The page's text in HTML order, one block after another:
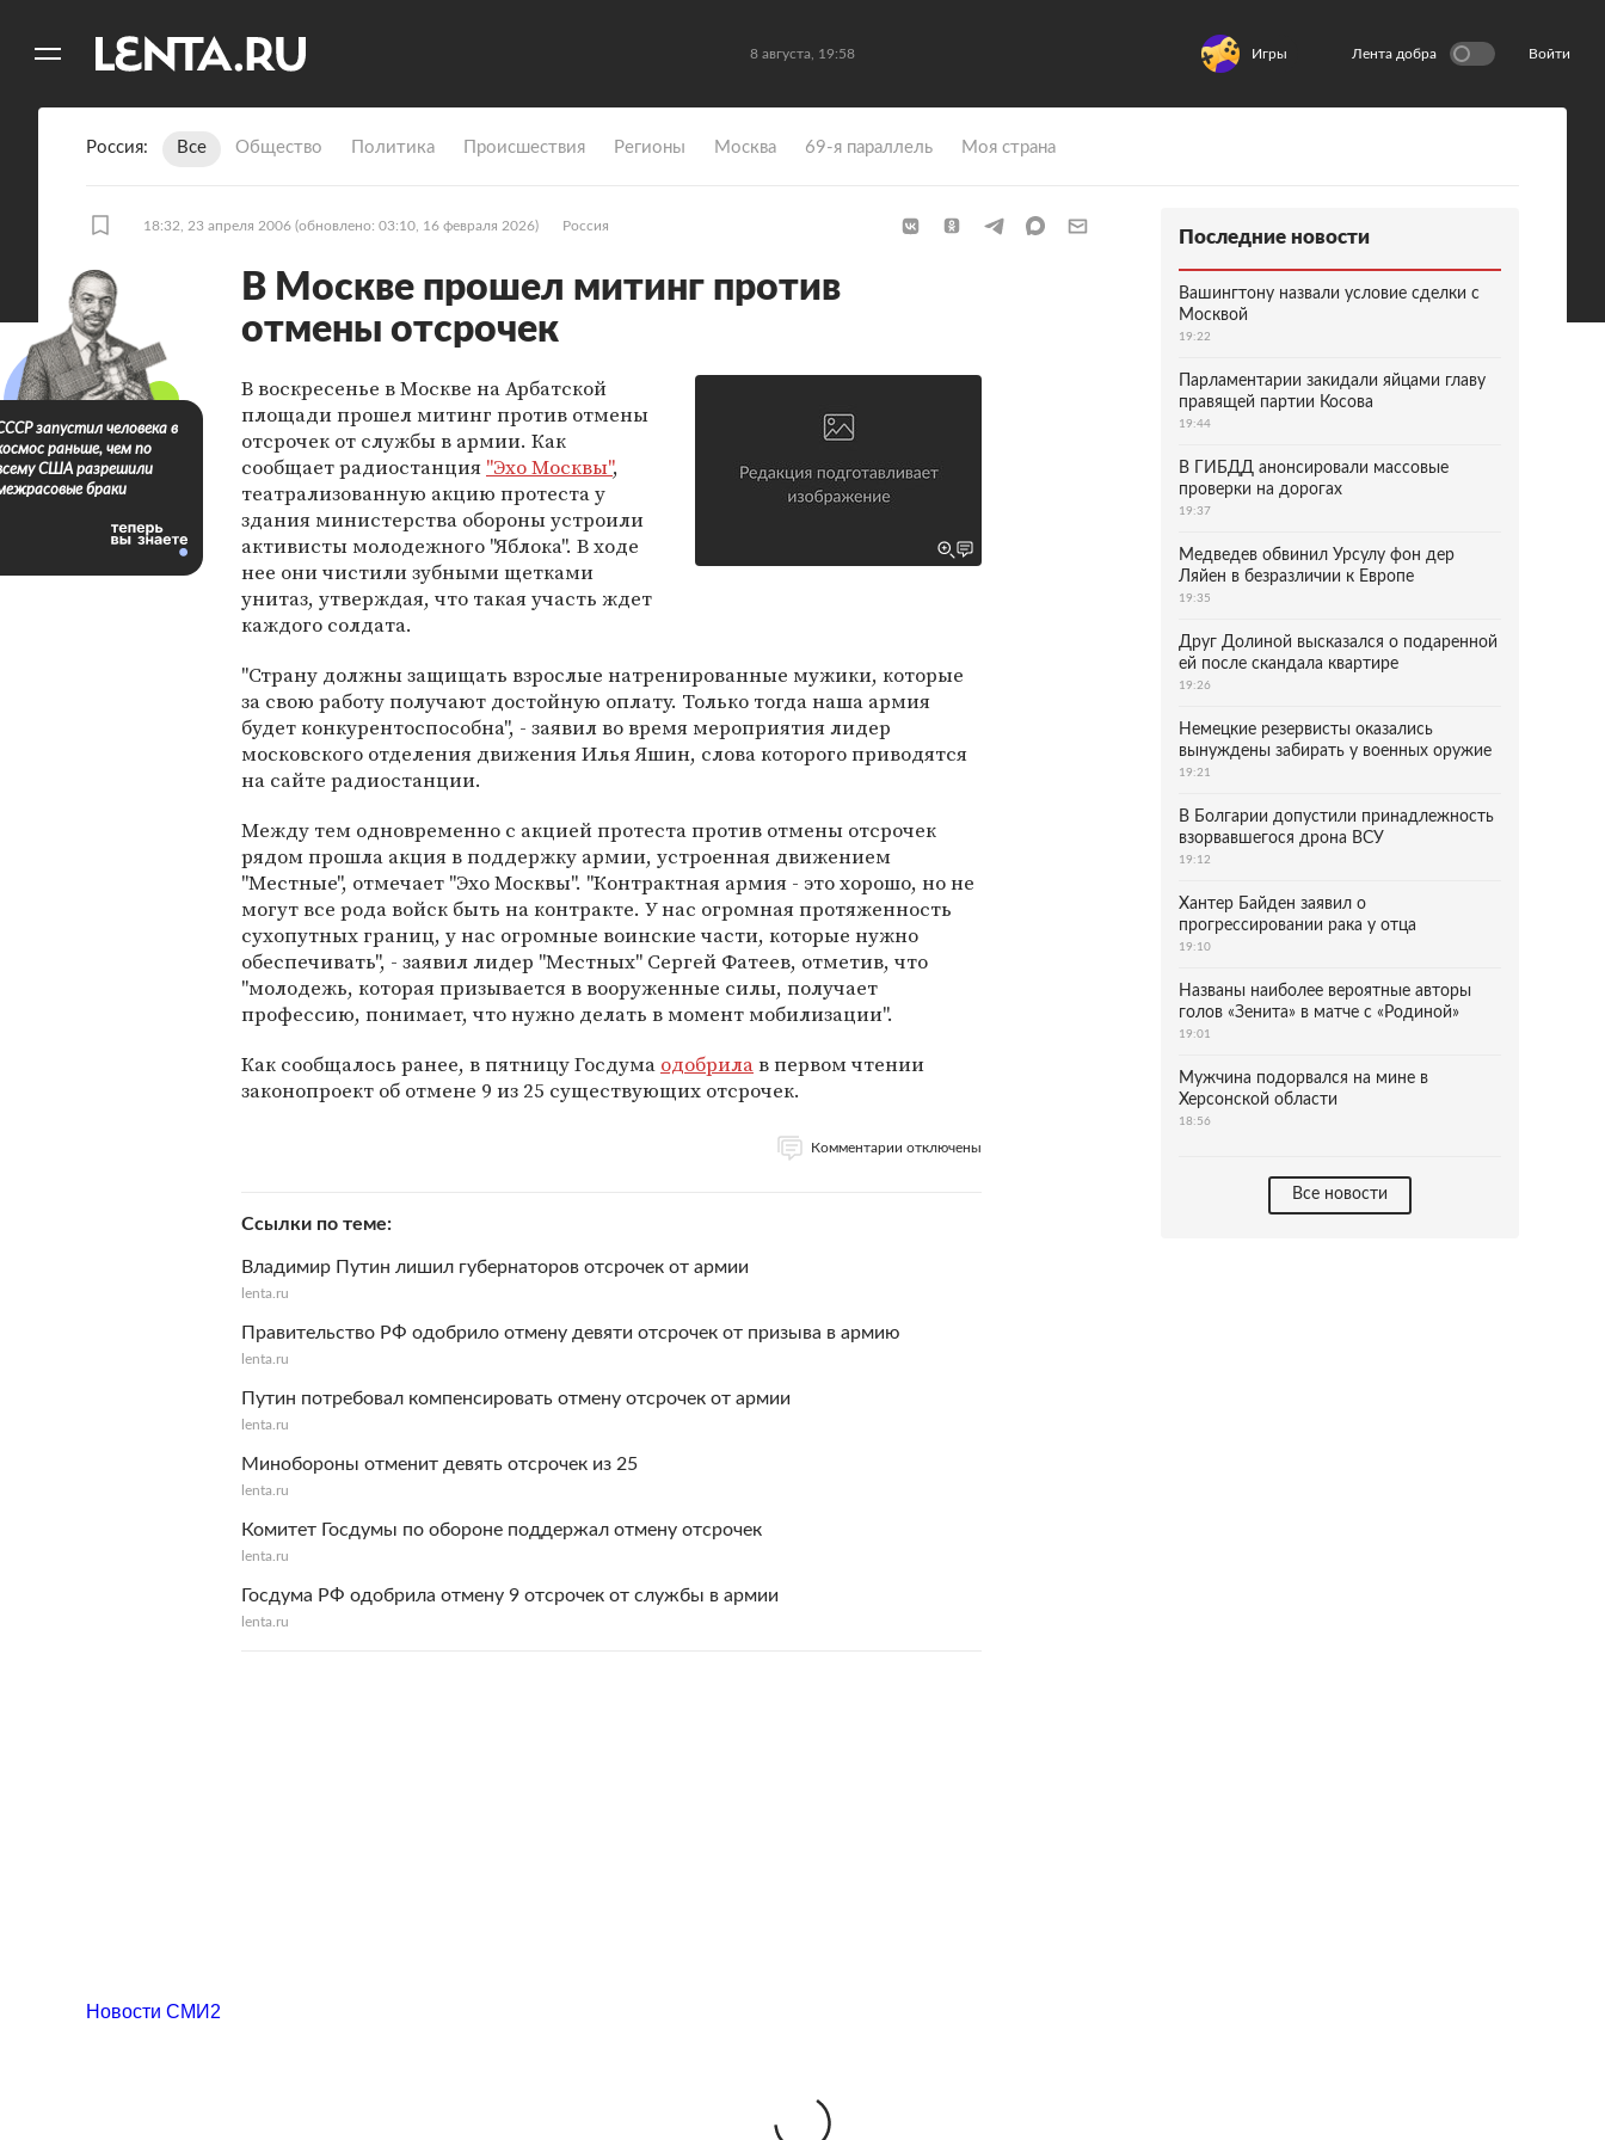
8 августа, 19:58 Игры Лента добра Войти
Россия Все Общество Политика Происшествия Регионы Москва 69-я параллель Моя страна
18:32, 23 апреля 2006 (обновлено: 03:10, 16 февраля 2026) Россия
В Москве прошел митинг против
отмены отсрочек
В воскресенье в Москве на Арбатской
площади прошел митинг против отмены
отсрочек от службы в армии. Как
сообщает радиостанция "Эхо Москвы",
театрализованную акцию протеста у
здания министерства обороны устроили
активисты молодежного "Яблока". В ходе
нее они чистили зубными щетками
унитаз, утверждая, что такая участь ждет
каждого солдата.
"Страну должны защищать взрослые натренированные мужики, которые
за свою работу получают достойную оплату. Только тогда наша армия
будет конкурентоспособна", - заявил во время мероприятия лидер
московского отделения движения Илья Яшин, слова которого приводятся
на сайте радиостанции.
Между тем одновременно с акцией протеста против отмены отсрочек
рядом прошла акция в поддержку армии, устроенная движением
"Местные", отмечает "Эхо Москвы". "Контрактная армия - это хорошо, но не
могут все рода войск быть на контракте. У нас огромная протяженность
сухопутных границ, у нас огромные воинские части, которые нужно
обеспечивать", - заявил лидер "Местных" Сергей Фатеев, отметив, что
"молодежь, которая призывается в вооруженные силы, получает
профессию, понимает, что нужно делать в момент мобилизации".
Как сообщалось ранее, в пятницу Госдума одобрилав первом чтении
законопроект об отмене 9 из 25 существующих отсрочек.
Комментарии отключены
Ссылки по теме
Владимир Путин лишил губернаторов отсрочек от армии
lenta.ru
Правительство РФ одобрило отмену девяти отсрочек от призыва в армию
lenta.ru
Путин потребовал компенсировать отмену отсрочек от армии
lenta.ru
Минобороны отменит девять отсрочек из 25
lenta.ru
Комитет Госдумы по обороне поддержал отмену отсрочек
lenta.ru
Госдума РФ одобрила отмену 9 отсрочек от службы в армии
lenta.ru
запустил человека в
раньше, чем по
США разрешили
браки
Последние новости
Вашингтону назвали условие сделки с
Москвой
19:22
Парламентарии закидали яйцами главу
правящей партии Косова
19:44
В ГИБДД анонсировали массовые
проверки на дорогах
19:37
Медведев обвинил Урсулу фон дер
Ляйен в безразличии к Европе
19:35
Друг Долиной высказался о подаренной
ей после скандала квартире
19:26
Немецкие резервисты оказались
вынуждены забирать у военных оружие
19:21
В Болгарии допустили принадлежность
взорвавшегося дрона ВСУ
19:12
Хантер Байден заявил о
прогрессировании рака у отца
19:10
Названы наиболее вероятные авторы
голов «Зенита» в матче с «Родиной»
19:01
Мужчина подорвался на мине в
Херсонской области
18:56
Все новости
Новости СМИ2